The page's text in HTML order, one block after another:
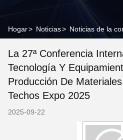
Hogar> Noticias>
La 27ª Conferencia
Tecnología Y
Producción De
Techos Expo 2025
2025-09-22